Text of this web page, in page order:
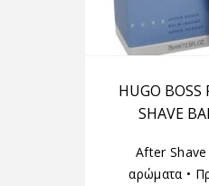
HUGO BOSS
SHAVE
After Shave
αρώματα •